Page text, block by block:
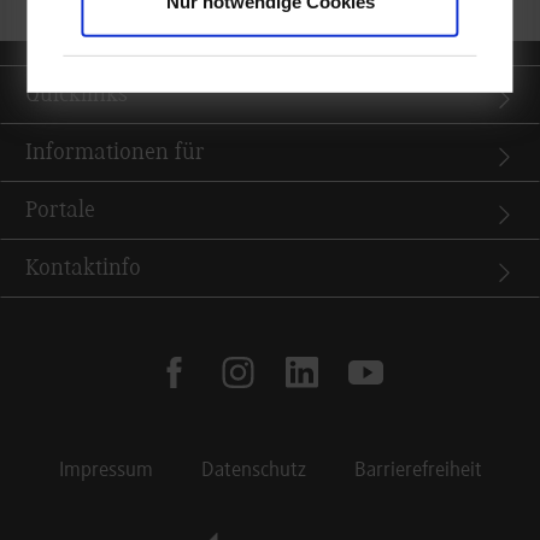
Quicklinks
Informationen für
Portale
Kontaktinfo
facebookinstagramlinkedinyoutube
Impressum Datenschutz Barrierefreiheit